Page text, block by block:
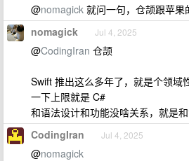
@nomagick 就问一句，仓颉跟苹果
nomagick Jul 4, 2025
@CodingIran 仓颉
Swift 推出这么多年了，就是个领域
一下上限就是 C#
和语法设计和功能没啥关系，就是和
CodingIran Jul 4, 2025
@nomagick